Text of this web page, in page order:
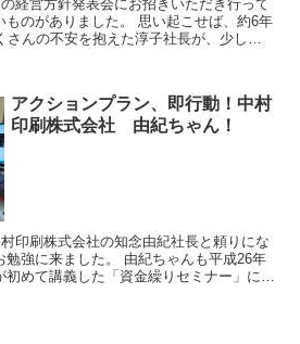
経営方針発表会にお招きいただき行って
した。 思い起こせば、約6年
んの不安を抱えた淳子社長が、少し泣
アクションプラン、即行動！中村
印刷株式会社 由紀ちゃん！
印刷株式会社の知念由紀社長と頼りにな
。 由紀ちゃんも平成26年
めて講義した「資金繰りセミナー」に参